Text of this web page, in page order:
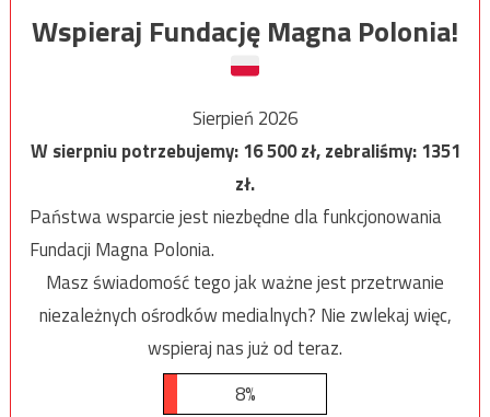
Wspieraj Fundację Magna Polonia!
Sierpień 2026
W sierpniu potrzebujemy:16 500zł, zebraliśmy:1351
zł.
Państwa wsparcie jest niezbędne dla funkcjonowania
Fundacji Magna Polonia.
Masz świadomość tego jak ważne jest przetrwanie
niezależnych ośrodków medialnych? Nie zwlekaj więc,
wspieraj nas już od teraz.
8%